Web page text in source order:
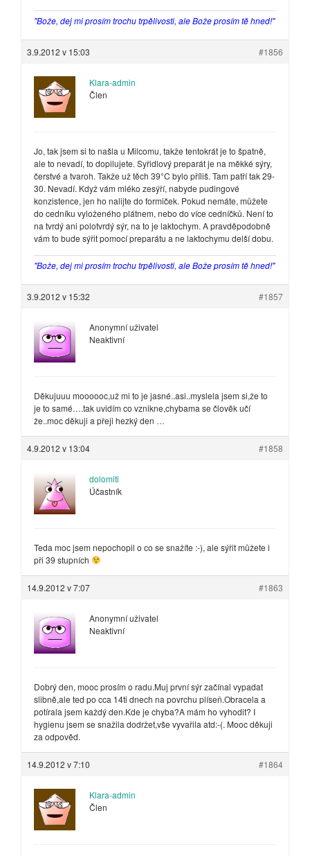
"Bože, dej mi prosím trochu trpělivosti, ale Bože prosím tě hned!"
3.9.2012 v 15:03 #1856
Klara-admin
Člen
Jo, tak jsem si to našla u Milcomu, takže tentokrát je to špatně,
ale to nevadí, to dopilujete. Syřidlový preparát je na měkké sýry,
čerstvé a tvaroh. Takže už těch 39°C bylo příliš. Tam patří tak 29-
30. Nevadí. Když vám mléko zesýří, nabyde pudingové
konzistence, jen ho nalijte do formiček. Pokud nemáte, můžete
do cedníku vyloženého plátnem, nebo do více cedníčků. Není to
na tvrdý ani polotvrdý sýr, na to je laktochym. A pravděpodobně
vám to bude sýřit pomocí preparátu a ne laktochymu delší dobu.
"Bože, dej mi prosím trochu trpělivosti, ale Bože prosím tě hned!"
3.9.2012 v 15:32 #1857
Anonymní uživatel
Neaktivní
Děkujuuu moooooc,už mi to je jasné..asi..myslela jsem si,že to
je to samé….tak uvidím co vznikne,chybama se člověk učí
že..moc děkuji a přeji hezký den …
4.9.2012 v 13:04 #1858
dolomiti
Účastník
Teda moc jsem nepochopil o co se snažíte :-), ale sýřit můžete i
při 39 stupních
14.9.2012 v 7:07 #1863
Anonymní uživatel
Neaktivní
Dobrý den, mooc prosím o radu.Muj první sýr začínal vypadat
slibně,ale ted po cca 14ti dnech na povrchu plíseň.Obracela a
potírala jsem každý den.Kde je chyba?A mám ho vyhodit? I
hygienu jsem se snažila dodržet,vše vyvařila atd:-(. Mooc děkuji
za odpověd.
14.9.2012 v 7:10 #1864
Klara-admin
Člen